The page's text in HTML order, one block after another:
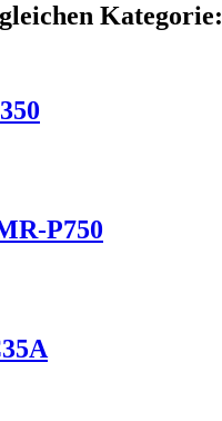
Kategorie:
P750